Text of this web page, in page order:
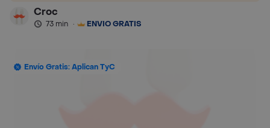
Croc
73 min · ENVÍO GRATIS
Envío Gratis: Aplican TyC